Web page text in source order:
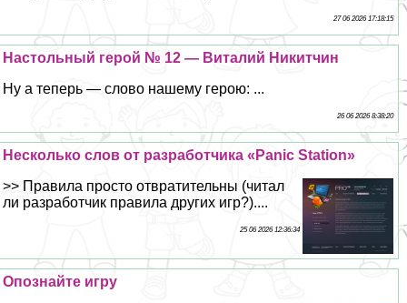
27 06 2026 17:18:15
Настольный герой № 12 — Виталий Никитчин
Ну а теперь — слово нашему герою: ...
26 06 2026 8:38:20
Несколько слов от разработчика «Paniс Station»
>> Правила просто отвратительны (читал
ли разработчик правила других игр?)....
25 06 2026 12:36:34
Опознайте игру